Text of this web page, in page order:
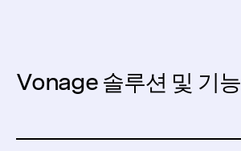
Vonage 솔루션 및 기능